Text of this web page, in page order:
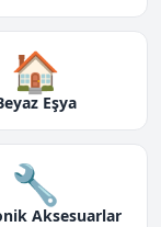
🏠
Eşya
🔧
Aksesuarlar